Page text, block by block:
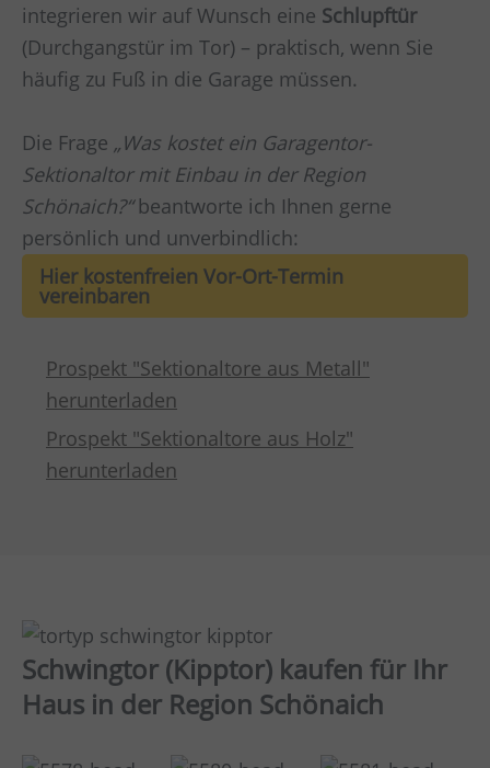
integrieren wir auf Wunsch eine Schlupftür
(Durchgangstür im Tor) – praktisch, wenn Sie
häufig zu Fuß in die Garage müssen.
Die Frage „Was kostet ein Garagentor-
Sektionaltor mit Einbau in der Region
Schönaich?“beantworte ich Ihnen gerne
persönlich und unverbindlich:
Hier kostenfreien Vor-Ort-Termin
vereinbaren
Prospekt "Sektionaltore aus Metall"
herunterladen
Prospekt "Sektionaltore aus Holz"
herunterladen
Schwingtor (Kipptor) kaufen für Ihr
Haus in der Region Schönaich